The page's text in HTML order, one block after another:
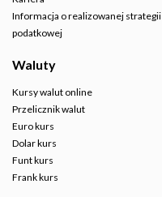
Informacja o realizowanej strategii
podatkowej
Waluty
Kursy walut online
Przelicznik walut
Euro kurs
Dolar kurs
Funt kurs
Frank kurs